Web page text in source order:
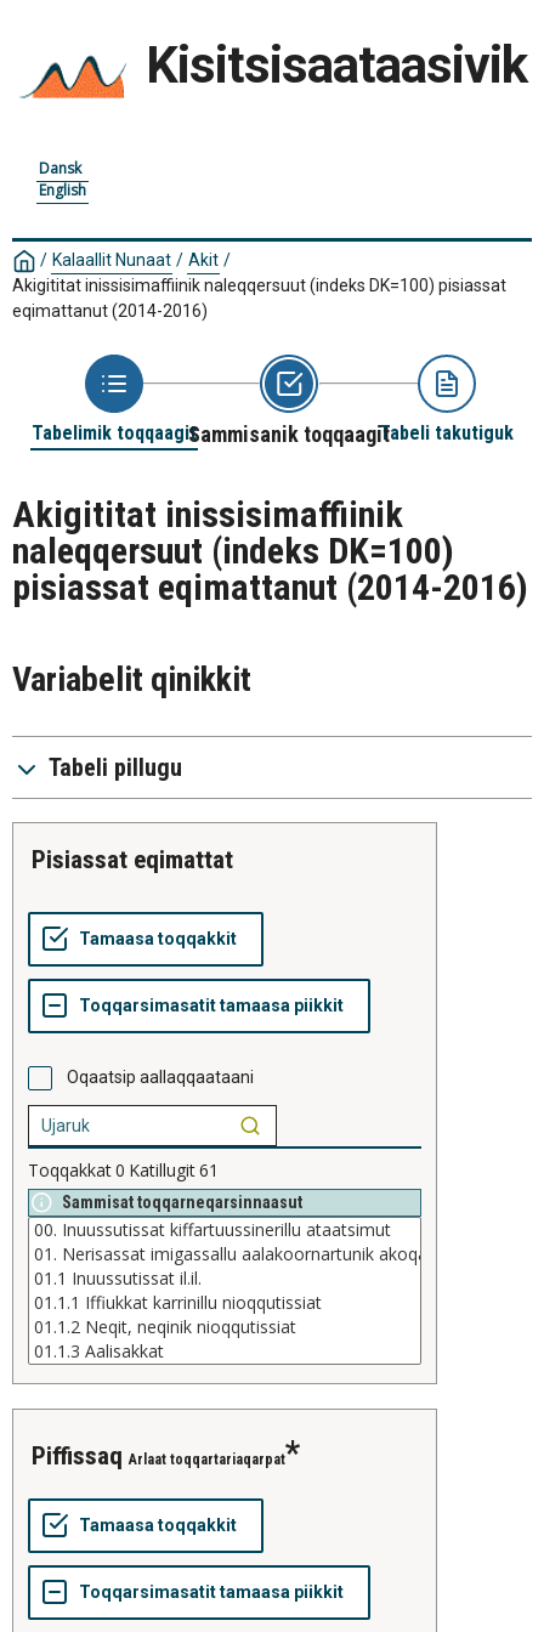
Kisitsisaataasivik
Dansk
English
/ Kalaallit Nunaat / Akit /
Akigititat inissisimaffiinik naleqqersuut (indeks DK=100) pisiassat
eqimattanut (2014-2016)
Tabelimik toqqaagitSammisanik toqqaagitTabeli takutiguk
Akigititat inissisimaffiinik
naleqqersuut (indeks DK=100)
pisiassat eqimattanut (2014-2016)
Variabelit qinikkit
Tabeli pillugu
pisiassat eqimattat
Oqaatsip aallaqqaataani
Toqqakkat0 Katillugit61
Sammisat toqqarneqarsinnaasut
piffissaq Arlaat toqqartariaqarpat